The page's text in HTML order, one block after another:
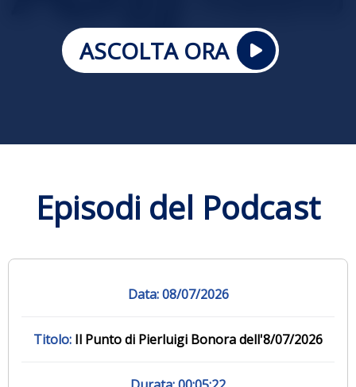
ASCOLTA ORA
Episodi del Podcast
08/07/2026
Il Punto di Pierluigi Bonora dell'8/07/2026